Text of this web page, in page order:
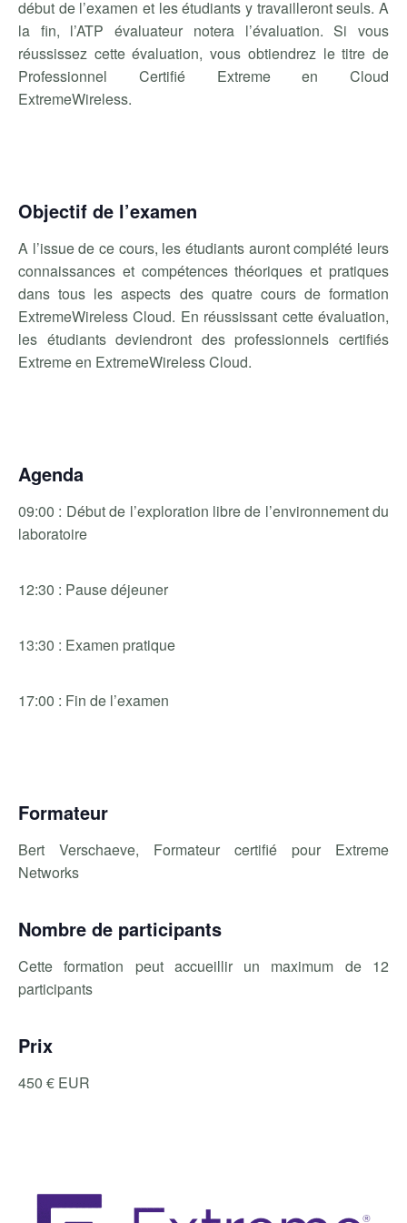
début de l’examen et les étudiants y travailleront seuls. A
la fin, l’ATP évaluateur notera l’évaluation. Si vous
réussissez cette évaluation, vous obtiendrez le titre de
Professionnel Certifié Extreme en Cloud
ExtremeWireless.
Objectif de l’examen
A l’issue de ce cours, les étudiants auront complété leurs
connaissances et compétences théoriques et pratiques
dans tous les aspects des quatre cours de formation
ExtremeWireless Cloud. En réussissant cette évaluation,
les étudiants deviendront des professionnels certifiés
Extreme en ExtremeWireless Cloud.
Agenda
09:00 : Début de l’exploration libre de l’environnement du
laboratoire
12:30 : Pause déjeuner
13:30 : Examen pratique
17:00 : Fin de l’examen
Formateur
Bert Verschaeve, Formateur certifié pour Extreme
Networks
Nombre de participants
Cette formation peut accueillir un maximum de 12
participants
Prix
450 € EUR